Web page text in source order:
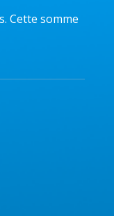
Cette somme